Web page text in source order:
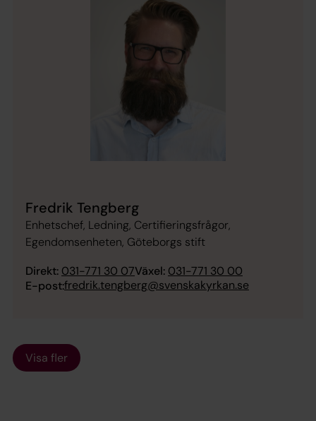
Fredrik Tengberg
Enhetschef, Ledning, Certifieringsfrågor,
Egendomsenheten, Göteborgs stift
Direkt: 031-771 30 07Växel: 031-771 30 00
E-post:fredrik.tengberg@svenskakyrkan.se
Visa fler